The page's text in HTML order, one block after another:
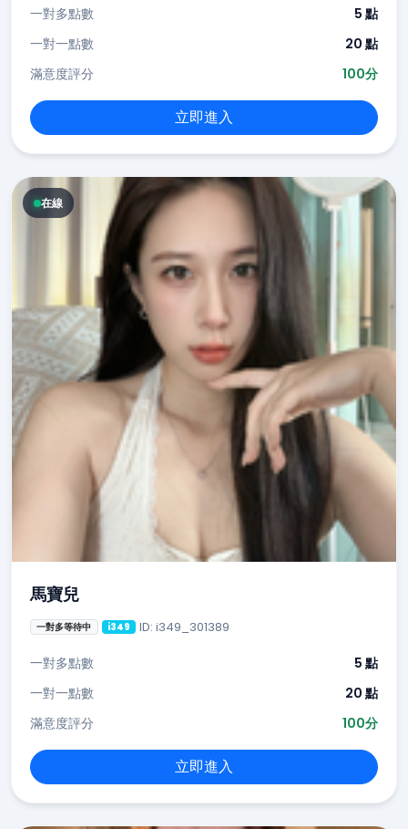
一對多點數
5 點
一對一點數
20 點
滿意度評分
100分
立即進入
在線
馬寶兒
一對多等待中 i349 ID: i349_301389
一對多點數
5 點
一對一點數
20 點
滿意度評分
100分
立即進入